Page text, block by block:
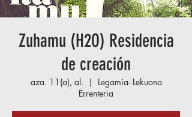
Zuhamu (H2O) Residencia
de creación
aza. 11(a), al.
  |
Legamia- Lekuona
Errenteria